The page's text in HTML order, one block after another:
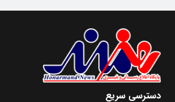
دسترسی سریع